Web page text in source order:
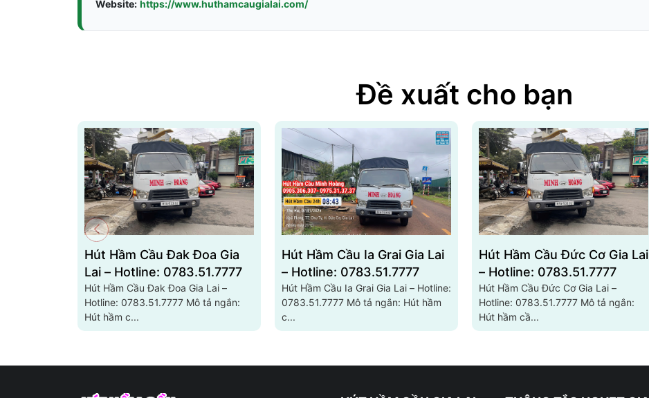
Website: https://www.huthamcaugialai.com/
Đề xuất cho bạn
Hút Hầm Cầu Đak Đoa Gia
Lai – Hotline: 0783.51.7777
Hút Hầm Cầu Đak Đoa Gia Lai –
Hotline: 0783.51.7777 Mô tả ngắn:
Hút hầm c...
Hút Hầm Cầu Ia Grai Gia Lai
– Hotline: 0783.51.7777
Hút Hầm Cầu Ia Grai Gia Lai – Hotline:
0783.51.7777 Mô tả ngắn: Hút hầm
c...
Hút Hầm Cầu Đức Cơ Gia Lai
– Hotline: 0783.51.7777
Hút Hầm Cầu Đức Cơ Gia Lai –
Hotline: 0783.51.7777 Mô tả ngắn:
Hút hầm cầ...